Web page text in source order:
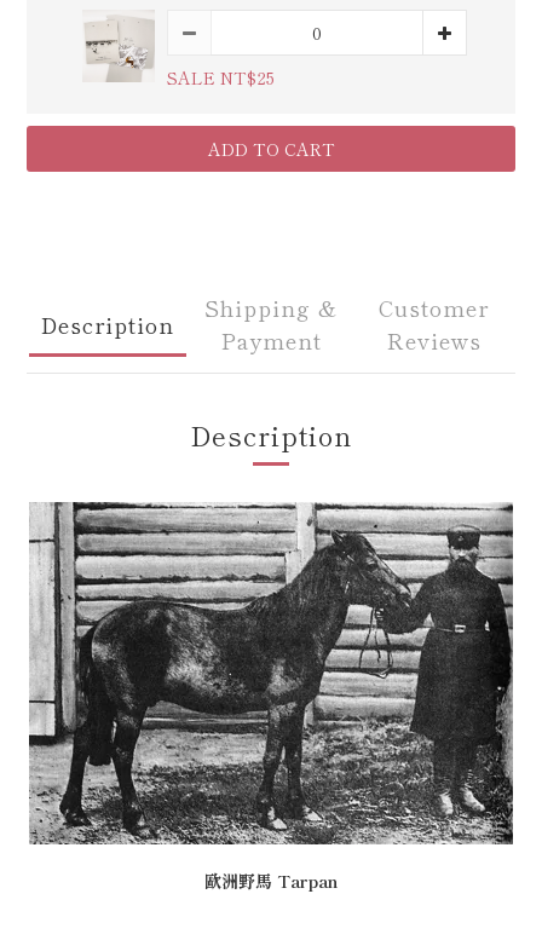
SALE NT$25
ADD TO CART
Description
Shipping &
Payment
Customer
Reviews
Description
歐洲野馬 Tarpan